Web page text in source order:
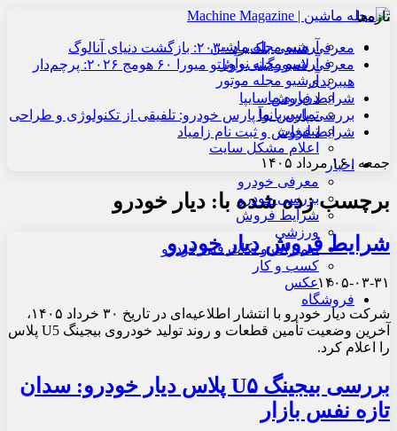
آرشیو مجله ماشین
آرشیو مجله نوآور
آرشیو مجله موتور
درباره ما
تماس با ما
تبلیغات
اعلام مشکل سایت
اخبار
معرفی خودرو
بررسی خودرو
شرایط فروش
ورزشی
تعمیرات و نکات فنی خودرو
کسب و کار
عکس
فروشگاه
تازه‌ها
معرفی هنسی بلک‌برد ۲۰۳۰: بازگشت دنیای آنالوگ
معرفی لامبورگینی روئلتو میورا ۶۰ هومج ۲۰۲۶: پرچم‌دار
هیبریدی
شرایط فروش سایپا
بررسی پارس نوآ پارس خودرو: تلفیقی از تکنولوژی و طراحی
شرایط فروش و ثبت نام زامیاد
جمعه , ۱۶ مرداد ۱۴۰۵
برچسب زده شده با: دیار خودرو
شرایط فروش دیار خودرو
۱۴۰۵-۰۳-۳۱
شرکت دیار خودرو با انتشار اطلاعیه‌ای در تاریخ ۳۰ خرداد ۱۴۰۵،
آخرین وضعیت تأمین قطعات و روند تولید خودروی بیجینگ U5 پلاس
را اعلام کرد.
بررسی بیجینگ U۵ پلاس دیار خودرو: سدان
تازه نفس بازار